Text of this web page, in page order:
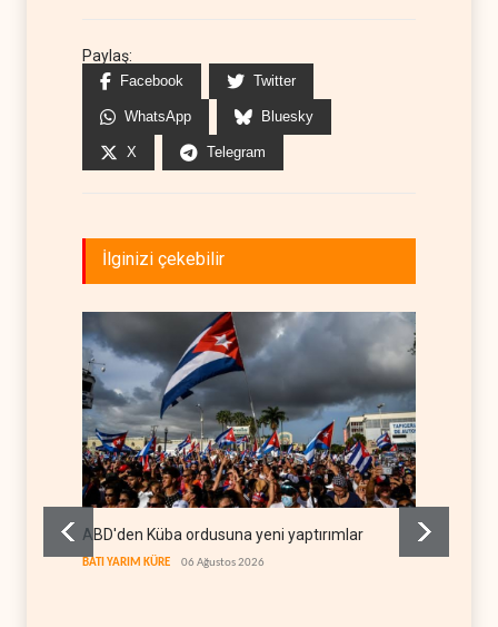
Paylaş:
Facebook Twitter
WhatsApp Bluesky
X Telegram
İlginizi çekebilir
ABD'den Küba ordusuna yeni yaptırımlar
BATI YARIM KÜRE 06 Ağustos 2026